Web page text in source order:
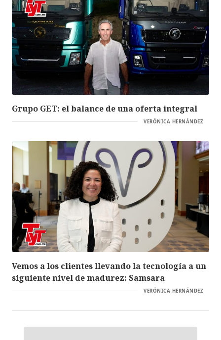
Grupo GET: el balance de una oferta integral
VERÓNICA HERNÁNDEZ
Vemos a los clientes llevando la tecnología a un
siguiente nivel de madurez: Samsara
VERÓNICA HERNÁNDEZ